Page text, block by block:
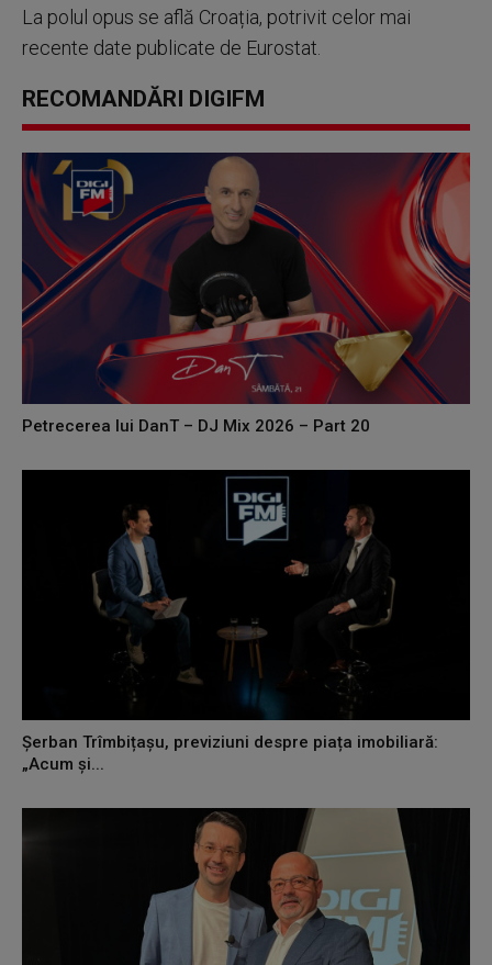
La polul opus se află Croația, potrivit celor mai
recente date publicate de Eurostat.
RECOMANDĂRI DIGIFM
Petrecerea lui DanT – DJ Mix 2026 – Part 20
Șerban Trîmbițașu, previziuni despre piața imobiliară:
„Acum și...